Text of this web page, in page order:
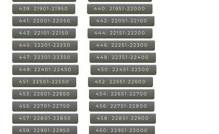
439: 21901-21950 440: 21951-22000
441: 22001-22050 442: 22051-22100
443: 22101-22150 444: 22151-22200
445: 22201-22250 446: 22251-22300
447: 22301-22350 448: 22351-22400
449: 22401-22450 450: 22451-22500
451: 22501-22550 452: 22551-22600
453: 22601-22650 454: 22651-22700
455: 22701-22750 456: 22751-22800
457: 22801-22850 458: 22851-22900
459: 22901-22950 460: 22951-23000